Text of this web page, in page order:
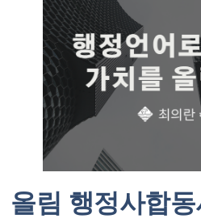
올림 행정사합